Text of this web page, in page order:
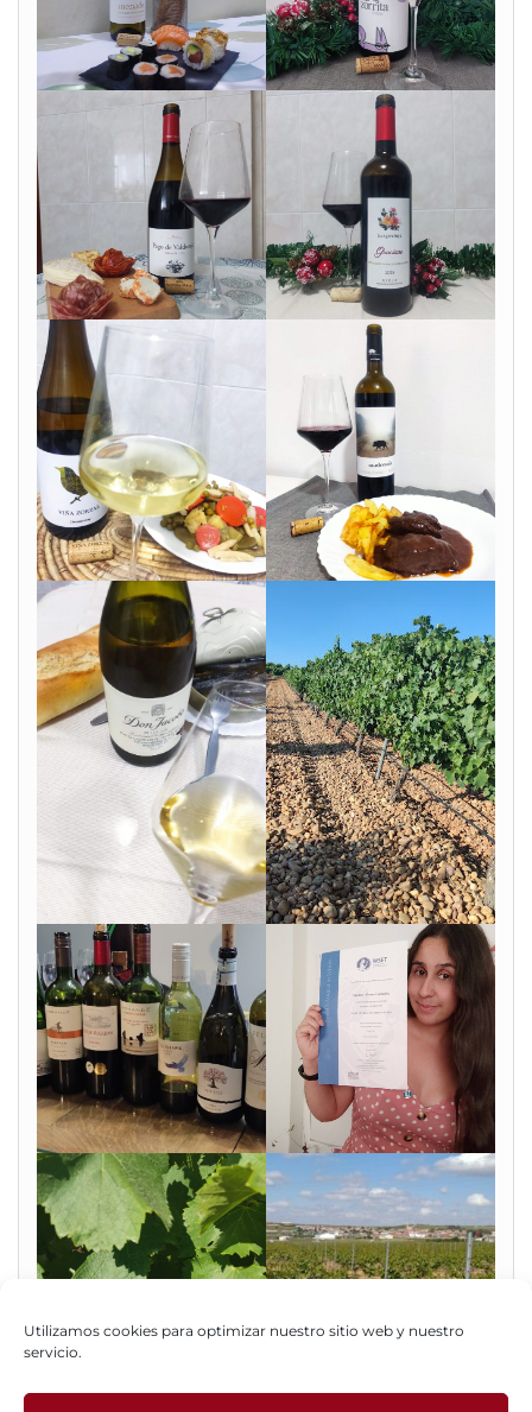
Utilizamos cookies para optimizar nuestro sitio web y nuestro
servicio.